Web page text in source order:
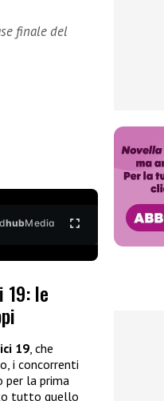
finale del
hubMedia
19: le
19, che
i concorrenti
per la prima
tutto quello